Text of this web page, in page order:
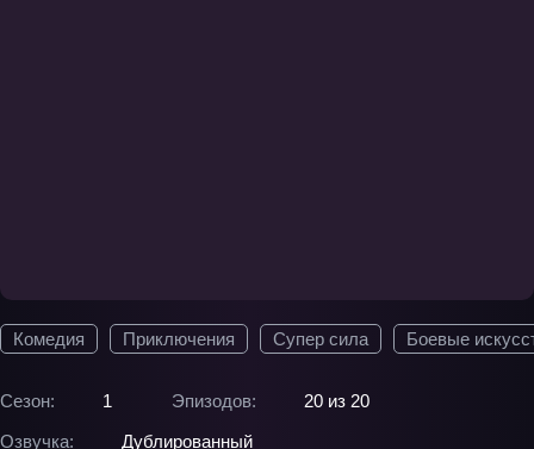
Комедия Приключения Супер сила Боевые
Сезон: 1 Эпизодов:
20 из 20
Озвучка:
Дублированный